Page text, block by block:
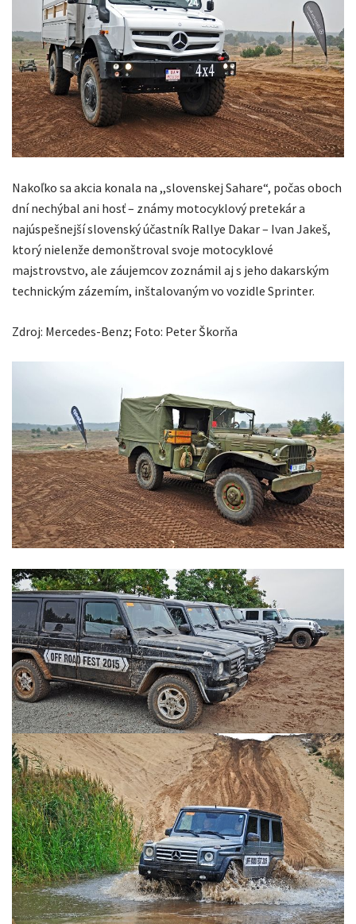
Nakoľko sa akcia konala na ,,slovenskej Sahare“, počas oboch
dní nechýbal ani hosť – známy motocyklový pretekár a
najúspešnejší slovenský účastník Rallye Dakar – Ivan Jakeš,
ktorý nielenže demonštroval svoje motocyklové
majstrovstvo, ale záujemcov zoznámil aj s jeho dakarským
technickým zázemím, inštalovaným vo vozidle Sprinter.
Zdroj: Mercedes-Benz; Foto: Peter Škorňa